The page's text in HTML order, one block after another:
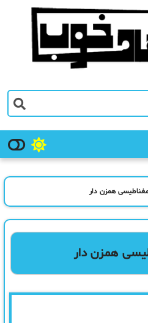
همزن دار
همزن دار